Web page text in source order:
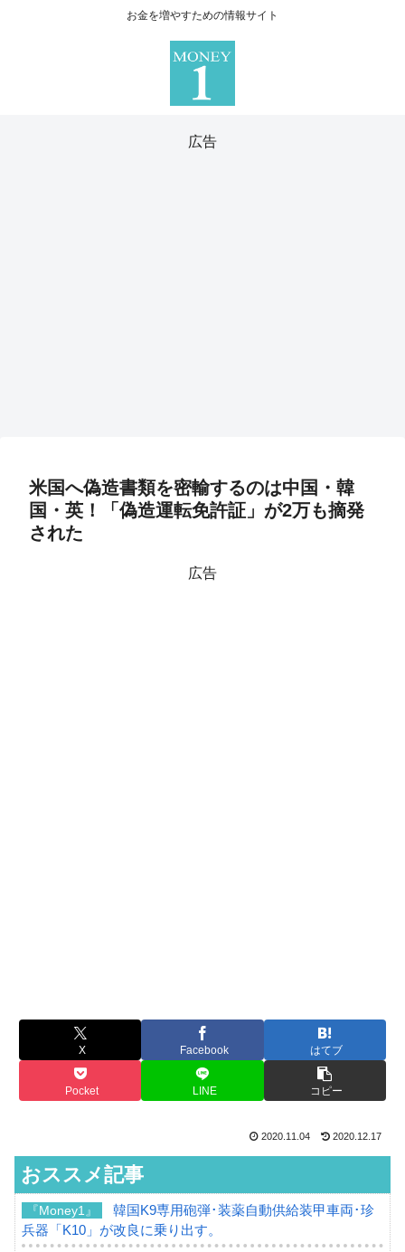
お金を増やすための情報サイト
広告
米国へ偽造書類を密輸するのは中国・韓
国・英！「偽造運転免許証」が2万も摘発
された
広告
X Facebook はてブ
Pocket LINE コピー
2020.11.04 2020.12.17
おススメ記事
『Money1』
韓国K9専用砲弾･装薬自動供給装甲車両･珍
兵器「K10」が改良に乗り出す。